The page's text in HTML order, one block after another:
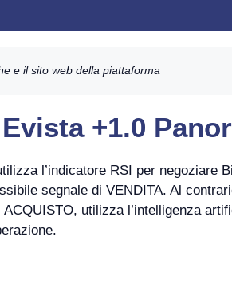
e il sito web della piattaforma
+1.0
l’indicatore RSI per
segnale di VENDITA. Al
ACQUISTO, utilizza l’intelligenza